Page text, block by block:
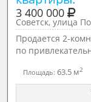
3 400 000
Советск, улица
Продается 2-
по
Площадь:63.5 м2